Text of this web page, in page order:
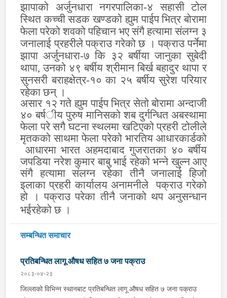
झापाको अर्जुनधारा नगरपालिका-४ सहासी टोल
स्थित कच्ची सडक खण्डको ह्युम पाईप भित्र बोरामा
फेला परेको शवको पहिचान भए संगै हत्यामा संलग्न ३
जनालाई प्रहरीले पक्राउ गरेको छ । पक्राउ पर्नेमा
झापा अर्जुनधारा-७ कि ३२ बर्षीया जानुका सुबेदी
थापा, उनको ४९ बर्षीय श्रीमान बिर्ख बहादुर थापा र
सुनसरी बराहक्षेत्र-१० का २५ बर्षीय सुरेश परियार
रहेका छन् ।
असार १२ गते ह्युम पाईप भित्र सेतो बोरामा अन्दाजी
४० बर्षीय पुरुष मानिसको शब दुर्गन्धित अबस्थामा
फेला परे सगै घटना स्थलमा खटिएको प्रहरी टोलीले
मृतकको साथमाफेला परेको भारतिय आधारकार्डको
आधारमा ‍भारत अहमदाबाद गुजरातका ४० बर्षीय
जपडिया नरेश कुमार बाबु भाई रहेको भन्ने खुल्न आए
संगै हत्यामा संलग्न रहेका तीनै जनालाई हिजो
इलाका प्रहरी कार्यालय अनामनीले
पक्राउ गरेको
हो । पक्राउ परेका तीनै जनाको थप अनुसन्धान
भईरहेको छ ।
सम्बन्धित समाचार
प्रतिबन्धित लागू औषध सहित ७ जना पक्राउ
२०८३-०४-२३
जिल्लाको विभिन्न स्थानबाट प्रतिबन्धित लागू औषध सहित ७ जना पक्राउ